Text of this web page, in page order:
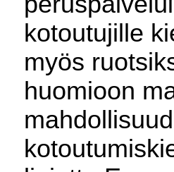
kotoutujille
myös
huomioon